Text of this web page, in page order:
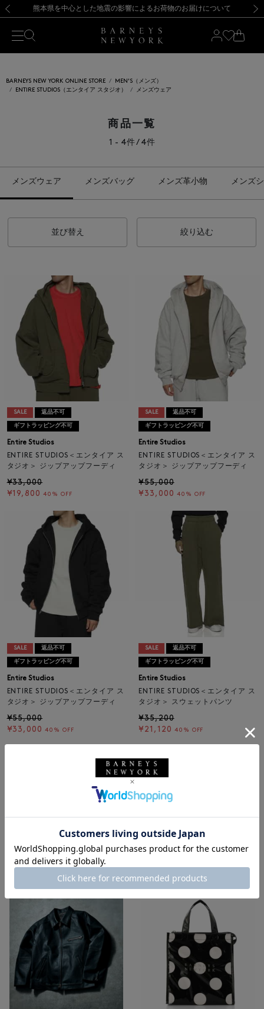
新規登録のお客様も対象！＜MY BARNEYS＞会員のお客様は11,000円（税込）以上のお買上げで常時送料無料！お買い物の際は会員登録を！
【夏季休業に伴う返品・交換承り一時停止のお知らせ】（2026.8.5）
熊本県を中心とした地震の影響によるお荷物のお届けについて
【開催中】SUMMER SALEのご案内・ご注意事項 新規登録のお客様も対象！＜MY BARNEYS＞会員のお客様は11,000円（税込）以上のお買上げで常時送料無料！お買い物の際は会員登録を！
【夏季休業に伴う返品・交換承り一時停止のお知らせ】（2026.8.5）
BARNEYS NEW YORK ONLINE STORE
MEN'S（メンズ）
ENTIRE STUDIOS（エンタイア スタジオ）
メンズウェア
商品一覧
1 - 4件 / 4件
メンズウェア メンズバッグ メンズ革小物 メンズ
並び替え 絞り込む
SALE 返品不可
ギフトラッピング不可
Entire Studios
ENTIRE STUDIOS＜エンタイア ス
タジオ＞ ジップアップフーディ
¥33,000
¥19,800 40% OFF
SALE 返品不可
ギフトラッピング不可
Entire Studios
ENTIRE STUDIOS＜エンタイア ス
タジオ＞ ジップアップフーディ
¥55,000
¥33,000 40% OFF
SALE 返品不可
ギフトラッピング不可
Entire Studios
ENTIRE STUDIOS＜エンタイア ス
タジオ＞ ジップアップフーディ
¥55,000
¥33,000 40% OFF
SALE 返品不可
ギフトラッピング不可
Entire Studios
ENTIRE STUDIOS＜エンタイア ス
タジオ＞ スウェットパンツ
¥35,200
¥21,120 40% OFF
1
メンズアクセサリー ゴルフ
RECOMMEND